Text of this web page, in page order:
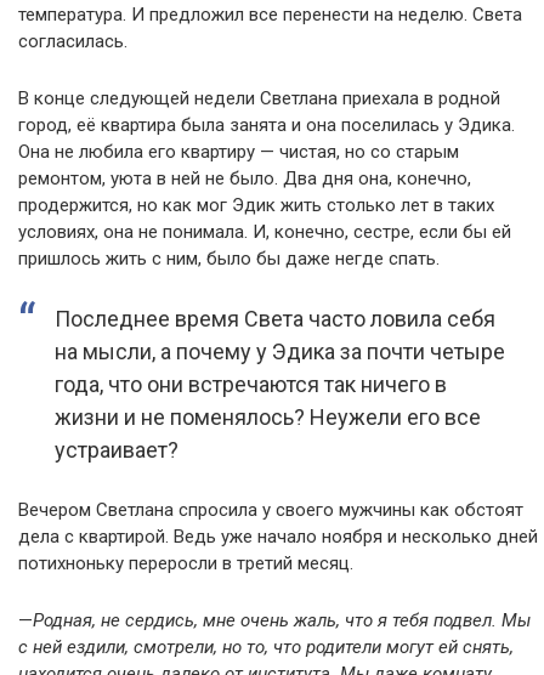
температура. И предложил все перенести на неделю. Света
согласилась.
В конце следующей недели Светлана приехала в родной
город, её квартира была занята и она поселилась у Эдика.
Она не любила его квартиру — чистая, но со старым
ремонтом, уюта в ней не было. Два дня она, конечно,
продержится, но как мог Эдик жить столько лет в таких
условиях, она не понимала. И, конечно, сестре, если бы ей
пришлось жить с ним, было бы даже негде спать.
Последнее время Света часто ловила себя
на мысли, а почему у Эдика за почти четыре
года, что они встречаются так ничего в
жизни и не поменялось? Неужели его все
устраивает?
Вечером Светлана спросила у своего мужчины как обстоят
дела с квартирой. Ведь уже начало ноября и несколько дней
потихноньку переросли в третий месяц.
—Родная, не сердись, мне очень жаль, что я тебя подвел. Мы
с ней ездили, смотрели, но то, что родители могут ей снять,